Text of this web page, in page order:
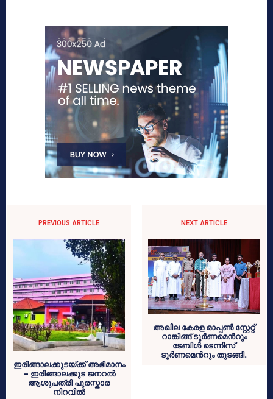
PREVIOUS ARTICLE
ഇരിങ്ങാലക്കുടയ്ക്ക് അഭിമാനം
– ഇരിങ്ങാലക്കുട ജനറൽ
ആശുപത്രി പുരസ്കാര
നിറവിൽ
NEXT ARTICLE
അഖില കേരള ഓപ്പൺ സ്റ്റേറ്റ്
റാങ്കിങ്ങ് ടൂർണമെൻറും
ടേബിൾ ടെന്നിസ്
ടൂർണമെൻറും തുടങ്ങി.